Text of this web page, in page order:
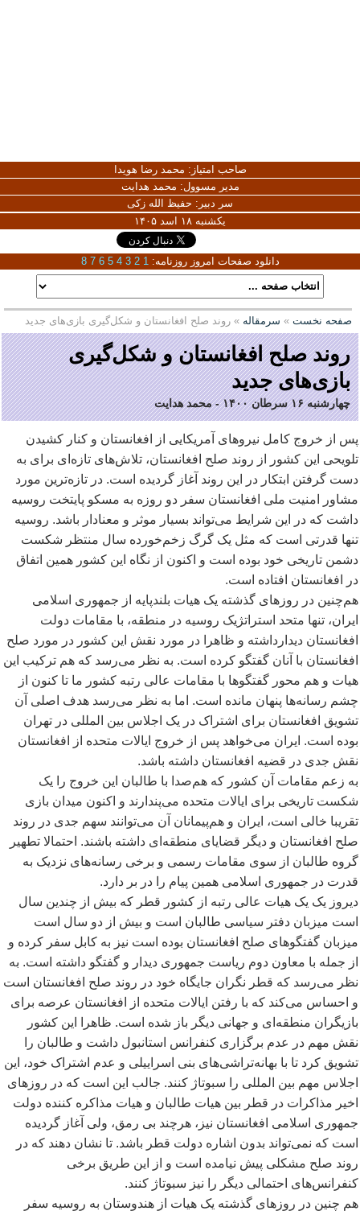
صاحب امتیاز: محمد رضا هویدا
مدیر مسوول: محمد هدایت
سر دبیر: حفیظ الله زکی
یکشنبه ۱۸ اسد ۱۴۰۵
دانلود صفحات امروز روزنامه: 1
2
3
4
5
6
7
8
صفحه نخست » سرمقاله » روند صلح افغانستان و شکل‌گیری بازی‌های جدید
روند صلح افغانستان و شکل‌گیری
بازی‌های جدید
چهارشنبه ۱۶ سرطان ۱۴۰۰ -محمد هدایت
پس از خروج کامل نیروهای آمریکایی از افغانستان و کنار کشیدن
تلویحی این کشور از روند صلح افغانستان، تلاشهای تازه ای برای به
دست گرفتن ابتکار در این روند آغاز گردیده است. در تازهترین مورد
مشاور امنیت ملی افغانستان سفر دو روزه به مسکو پایتخت روسیه
داشت که در این شرایط میتواند بسیار موثر و معنادار باشد. روسیه
تنها قدرتی است که مثل یک گرگ زخمخورده سال منتظر شکست
دشمن تاریخی خود بوده است و اکنون از نگاه این کشور همین اتفاق
در افغانستان افتاده است.
همچنین در روزهای گذشته یک هیات بلندپایه از جمهوری اسلامی
ایران، تنها متحد استراتژیک روسیه در منطقه، با مقامات دولت
افغانستان دیدارداشته و ظاهرا در مورد نقش این کشور در مورد صلح
افغانستان با آنان گفتگو کرده است. به نظر میرسد که هم ترکیب این
هیات و هم محور گفتگوها با مقامات عالی رتبه کشور ما تا کنون از
چشم رسانهها پنهان مانده است. اما به نظر میرسد هدف اصلی آن
تشویق افغانستان برای اشتراک در یک اجلاس بین المللی در تهران
بوده است. ایران میخواهد پس از خروج ایالات متحده از افغانستان
نقش جدی در قضیه افغانستان داشته باشد.
به زعم مقامات آن کشور که همصدا با طالبان این خروج را یک
شکست تاریخی برای ایالات متحده میپندارند و اکنون میدان بازی
تقریبا خالی است، ایران و همپیمانان آن میتوانند سهم جدی در روند
صلح افغانستان و دیگر قضایای منطقه ای داشته باشند. احتمالا تطهیر
گروه طالبان از سوی مقامات رسمی و برخی رسانههای نزدیک به
قدرت در جمهوری اسلامی همین پیام را در بر دارد.
دیروز یک یک هیات عالی رتبه از کشور قطر که بیش از چندین سال
است میزبان دفتر سیاسی طالبان است و بیش از دو سال است
میزبان گفتگوهای صلح افغانستان بوده است نیز به کابل سفر کرده و
از جمله با معاون دوم ریاست جمهوری دیدار و گفتگو داشته است. به
نظر میرسد که قطر نگران جایگاه خود در روند صلح افغانستان است
و احساس میکند که با رفتن ایالات متحده از افغانستان عرصه برای
بازیگران منطقه ای و جهانی دیگر باز شده است. ظاهرا این کشور
نقش مهم در عدم برگزاری کنفرانس استانبول داشت و طالبان را
تشویق کرد تا با بهانهتراشیهای بنی اسراییلی و عدم اشتراک خود، این
اجلاس مهم بین المللی را سبوتاژ کنند. جالب این است که در روزهای
اخیر مذاکرات در قطر بین هیات طالبان و هیات مذاکره کننده دولت
جمهوری اسلامی افغانستان نیز، هرچند بی رمق، ولی آغاز گردیده
است که نمیتواند بدون اشاره دولت قطر باشد. تا نشان دهند که در
روند صلح مشکلی پیش نیامده است و از این طریق برخی
کنفرانسهای احتمالی دیگر را نیز سبوتاژ کنند.
هم چنین در روزهای گذشته یک هیات از هندوستان به روسیه سفر